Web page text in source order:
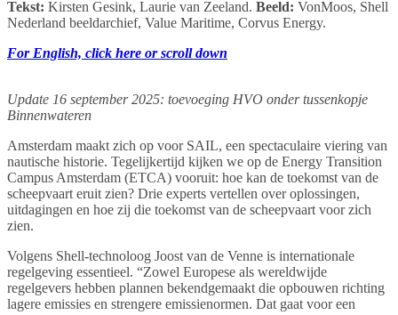
Tekst: Kirsten Gesink, Laurie van Zeeland. Beeld: VonMoos, Shell
Nederland beeldarchief, Value Maritime, Corvus Energy.
For English, click here or scroll down
Update 16 september 2025: toevoeging HVO onder tussenkopje
Binnenwateren
Amsterdam maakt zich op voor SAIL, een spectaculaire viering van
nautische historie. Tegelijkertijd kijken we op de Energy Transition
Campus Amsterdam (ETCA) vooruit: hoe kan de toekomst van de
scheepvaart eruit zien? Drie experts vertellen over oplossingen,
uitdagingen en hoe zij die toekomst van de scheepvaart voor zich
zien.
Volgens Shell-technoloog Joost van de Venne is internationale
regelgeving essentieel. “Zowel Europese als wereldwijde
regelgevers hebben plannen bekendgemaakt die opbouwen richting
lagere emissies en strengere emissienormen. Dat gaat voor een